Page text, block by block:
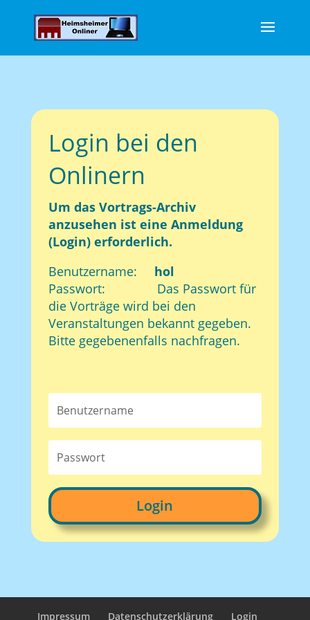
Login bei den
Onlinern
Um das Vortrags-Archiv
anzusehen ist eine Anmeldung
(Login) erforderlich.
Benutzername:
hol
Passwort: Das Passwort für
die Vorträge wird bei den
Veranstaltungen bekannt gegeben.
Bitte gegebenenfalls nachfragen.
Login
Impressum Datenschutzerklärung Login